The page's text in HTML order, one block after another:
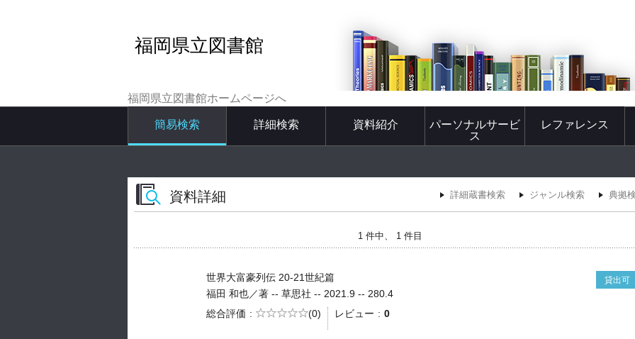
福岡県立図書館
福岡県立図書館ホームページへ
簡易検索 詳細検索 資料紹介
パーソナルサービ
ス
レファレンス
資料詳細 詳細蔵書検索 ジャンル検索 典拠
1 件中、 1 件目
世界大富豪列伝 20-21世紀篇 貸出可
福田 和也／著 -- 草思社 -- 2021.9 -- 280.4
総合評価
5段階評価
(0) レビュー 0